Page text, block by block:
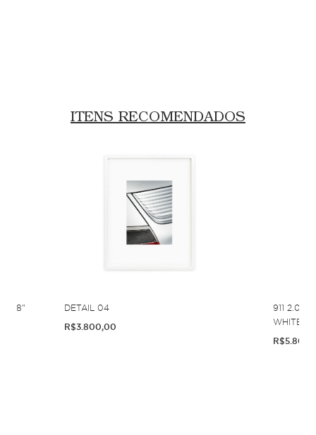
ITENS RECOMENDADOS
DETAIL 04
R$3.800,00
911 2.0 S
WHITE